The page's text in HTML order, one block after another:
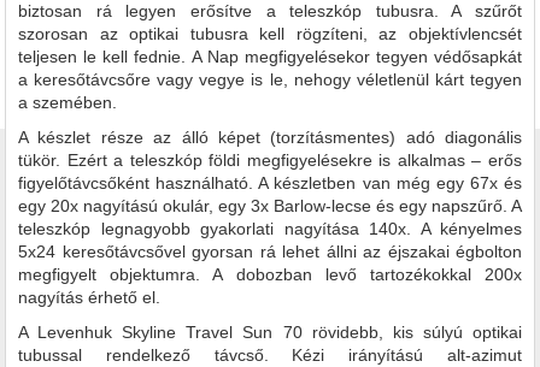
biztosan rá legyen erősítve a teleszkóp tubusra. A szűrőt
szorosan az optikai tubusra kell rögzíteni, az objektívlencsét
teljesen le kell fednie. A Nap megfigyelésekor tegyen védősapkát
a keresőtávcsőre vagy vegye is le, nehogy véletlenül kárt tegyen
a szemében.
A készlet része az álló képet (torzításmentes) adó diagonális
tükör. Ezért a teleszkóp földi megfigyelésekre is alkalmas – erős
figyelőtávcsőként használható. A készletben van még egy 67x és
egy 20x nagyítású okulár, egy 3x Barlow-lecse és egy napszűrő. A
teleszkóp legnagyobb gyakorlati nagyítása 140x. A kényelmes
5x24 keresőtávcsővel gyorsan rá lehet állni az éjszakai égbolton
megfigyelt objektumra. A dobozban levő tartozékokkal 200x
nagyítás érhető el.
A Levenhuk Skyline Travel Sun 70 rövidebb, kis súlyú optikai
tubussal rendelkező távcső. Kézi irányítású alt-azimut